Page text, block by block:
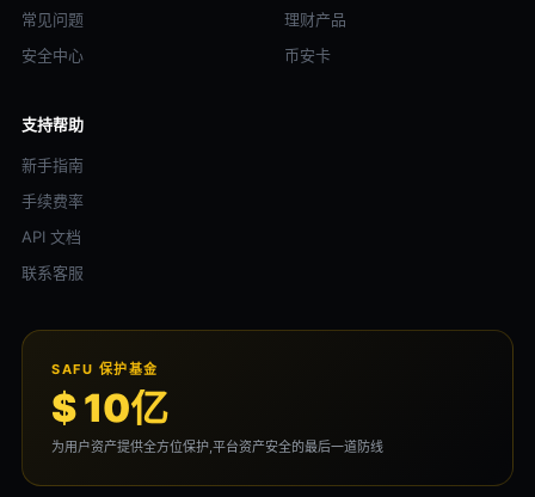
常见问题
安全中心
理财产品
币安卡
支持帮助
新手指南
手续费率
API 文档
联系客服
SAFU 保护基金
$ 10亿
为用户资产提供全方位保护,平台资产安全的最后一道防线